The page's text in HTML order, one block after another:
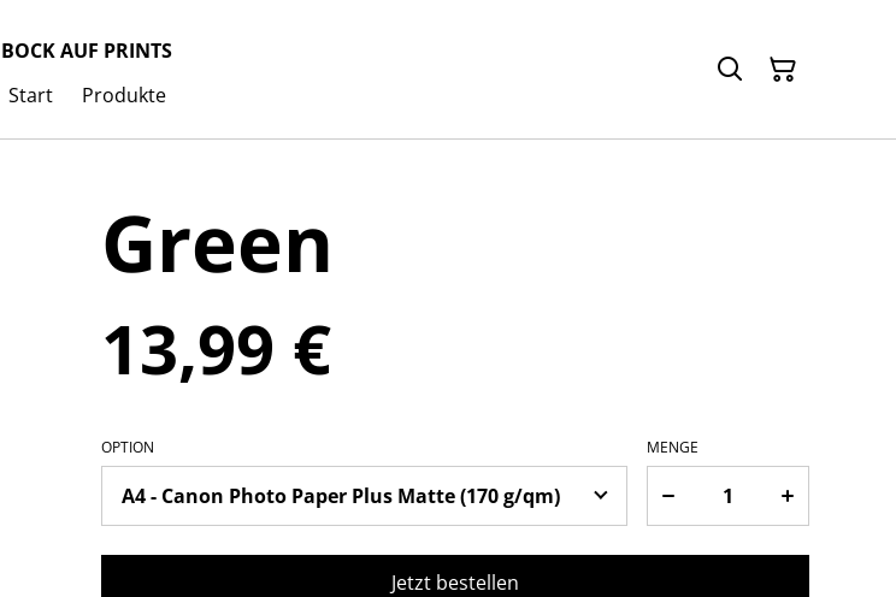
BOCK AUF PRINTS
Start
Produkte
Green
13,99 €
OPTION MENGE
Jetzt bestellen